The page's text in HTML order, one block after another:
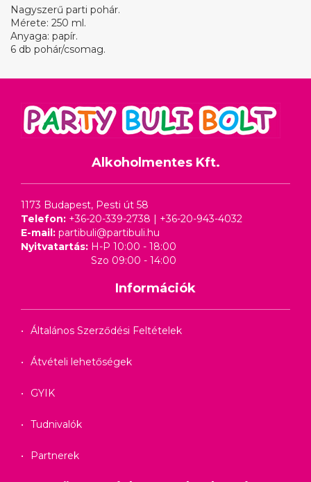
Nagyszerű parti pohár.
Mérete: 250 ml.
Anyaga: papír.
6 db pohár/csomag.
Alkoholmentes Kft.
1173 Budapest, Pesti út 58
Telefon: +36-20-339-2738 | +36-20-943-4032
E-mail: partibuli@partibuli.hu
Nyitvatartás: H-P 10:00 - 18:00
Szo 09:00 - 14:00
Információk
Általános Szerződési Feltételek
Átvételi lehetőségek
GYIK
Tudnivalók
Partnerek